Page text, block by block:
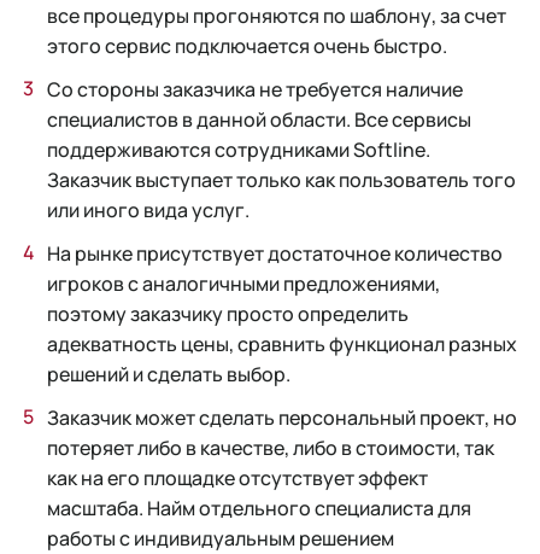
все процедуры прогоняются по шаблону, за счет
этого сервис подключается очень быстро.
Со стороны заказчика не требуется наличие
специалистов в данной области. Все сервисы
поддерживаются сотрудниками Softline.
Заказчик выступает только как пользователь того
или иного вида услуг.
На рынке присутствует достаточное количество
игроков с аналогичными предложениями,
поэтому заказчику просто определить
адекватность цены, сравнить функционал разных
решений и сделать выбор.
Заказчик может сделать персональный проект, но
потеряет либо в качестве, либо в стоимости, так
как на его площадке отсутствует эффект
масштаба. Найм отдельного специалиста для
работы с индивидуальным решением